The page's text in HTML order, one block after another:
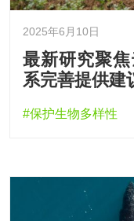
2025年6月10日
最新研究聚
系完善提供建
#保护生物多样性